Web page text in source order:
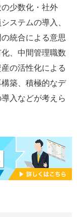
少数化・社外
ステムの導入、
統合による意思
、中間管理職数
の活性化による
築、積極的なデ
入などが考えら